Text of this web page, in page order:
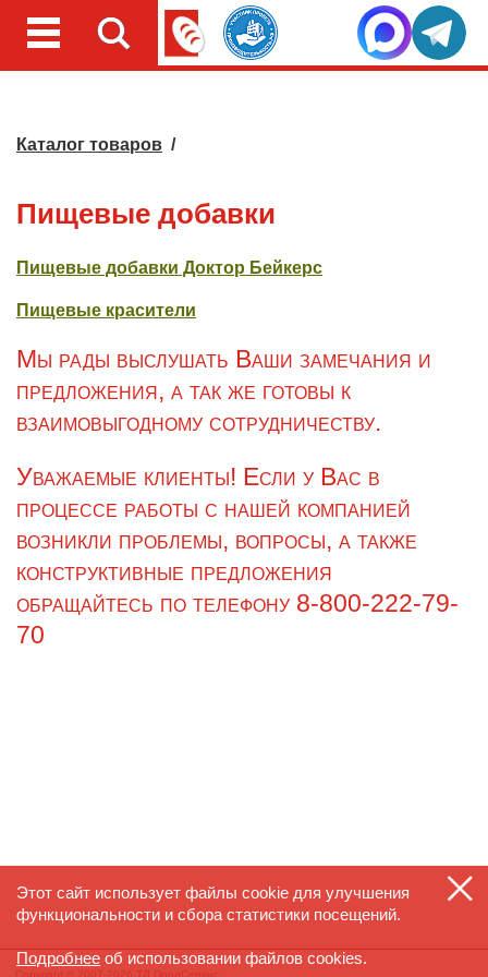
Каталог товаров /
Пищевые добавки
Пищевые добавки Доктор Бейкерс
Пищевые красители
Мы рады выслушать Ваши замечания и
предложения, а так же готовы к
взаимовыгодному сотрудничеству.
Уважаемые клиенты! Если у Вас в
процессе работы с нашей компанией
возникли проблемы, вопросы, а также
конструктивные предложения
обращайтесь по телефону 8-800-222-79-
70
Этот сайт использует файлы cookie для улучшения
функциональности и сбора статистики посещений.
Подробнее об использовании файлов cookies.